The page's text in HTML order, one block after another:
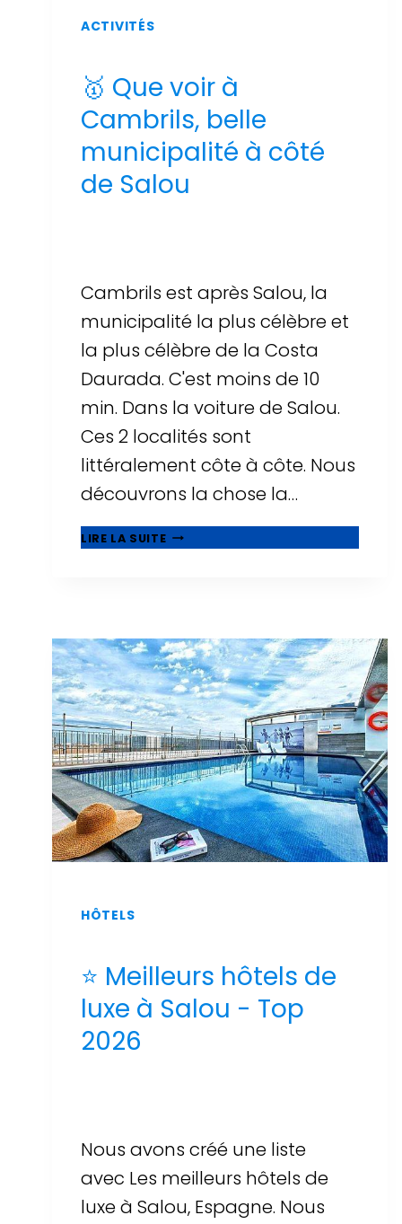
ACTIVITÉS
🥇 Que voir à
Cambrils, belle
municipalité à côté
de Salou
Cambrils est après Salou, la
municipalité la plus célèbre et
la plus célèbre de la Costa
Daurada. C'est moins de 10
min. Dans la voiture de Salou.
Ces 2 localités sont
littéralement côte à côte. Nous
découvrons la chose la…
LIRE LA SUITE🥇
QUE
MUNICIPALITÉ
À
CÔTÉ
DE
SALOU
HÔTELS
⭐ Meilleurs hôtels de
luxe à Salou - Top
2026
Nous avons créé une liste
avec Les meilleurs hôtels de
luxe à Salou, Espagne. Nous